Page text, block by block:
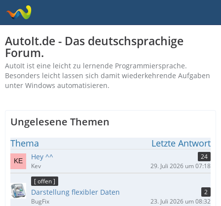
AutoIt.de - Das deutschsprachige
Forum.
AutoIt ist eine leicht zu lernende Programmiersprache.
Besonders leicht lassen sich damit wiederkehrende Aufgaben
unter Windows automatisieren.
Ungelesene Themen
Thema Letzte Antwort
Hey ^^
24
Kev
29. Juli 2026 um 07:18
[ offen ]
Darstellung flexibler Daten
2
BugFix
23. Juli 2026 um 08:32